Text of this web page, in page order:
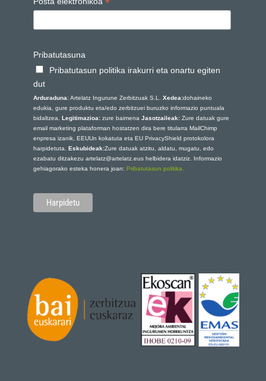
*
Pribatutasuna
Pribatutasun politika irakurri eta onartu egiten
dut
Arduraduna: Artelatz Ingurune Zerbitzuak S.L. Xedea:dohaineko
edukia, gure produktu eta/edo zerbitzuei buruzko informazio puntuala
bidaltzea. Legitimazioa:zure baimena Jasotzaileak: Zure datuak gure
email marketing plataforman hostatzen dira bere titularra MailChimp
enpresa izanik, EEUUn kokatuta eta EU PrivacyShield protokolora
harpidetuta. Eskubideak:Zure datuak atzitu, aldatu, mugatu, edo
ezabatu ditzakezu artelatz@artelatz.eus helbidera idatziz. Informazio
gehiagorako esteka honera joan: Pribatutasun politika.